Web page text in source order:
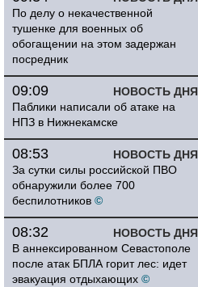
По делу о некачественной
тушенке для военных об
обогащении на этом задержан
посредник
НОВОСТЬ ДНЯ
09:09
Паблики написали об атаке на
НПЗ в Нижнекамске
НОВОСТЬ ДНЯ
08:53
За сутки силы российской ПВО
обнаружили более 700
беспилотников ©
НОВОСТЬ ДНЯ
08:32
В аннексированном Севастополе
после атак БПЛА горит лес: идет
эвакуация отдыхающих ©